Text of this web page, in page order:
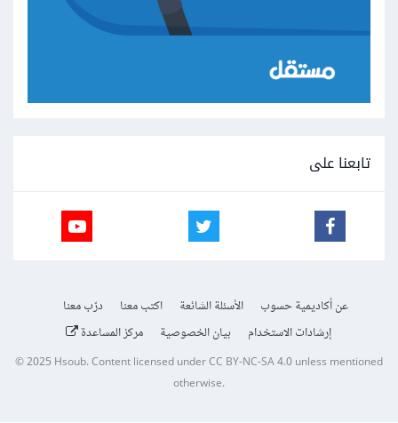
تابعنا على
عن أكاديمية حسوب الأسئلة الشائعة اكتب معنا
درّب معنا
إرشادات الاستخدام
بيان الخصوصية مركز المساعدة
© 2025Hsoub.Content licensed underCC BY-NC-SA 4.0unless mentioned
otherwise.